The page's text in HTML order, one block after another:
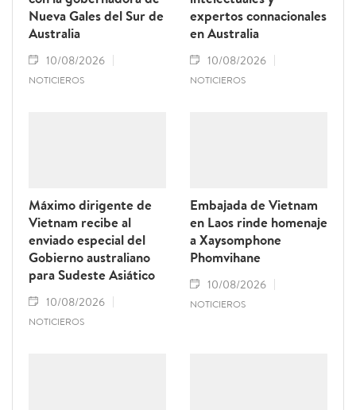
Nueva Gales del Sur de
Australia
10/08/2026
NOTICIEROS
expertos connacionales
en Australia
10/08/2026
NOTICIEROS
Máximo dirigente de
Vietnam recibe al
enviado especial del
Gobierno australiano
para Sudeste Asiático
10/08/2026
NOTICIEROS
Embajada de Vietnam
en Laos rinde homenaje
a Xaysomphone
Phomvihane
10/08/2026
NOTICIEROS